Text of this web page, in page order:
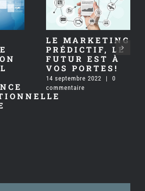
LE MARKETING
PRÉDICTIF, LE
FUTUR EST À
VOS PORTES!
14 septembre 2022 |
0
commentaire